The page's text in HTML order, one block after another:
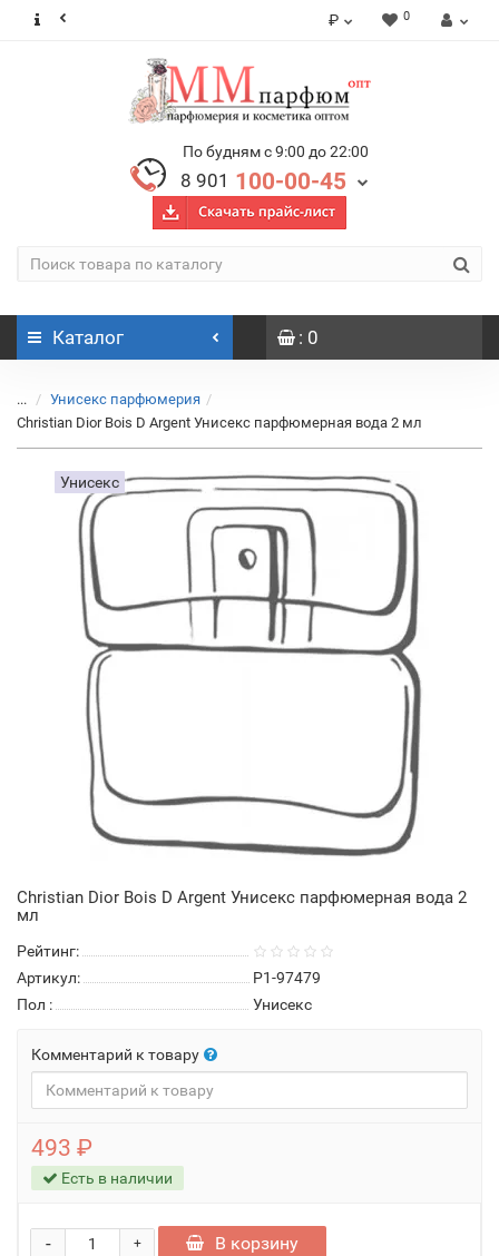
₽ 0
По будням с 9:00 до 22:00
8 901 100-00-45
Каталог : 0
...
Унисекс парфюмерия
Christian Dior Bois D Argent Унисекс парфюмерная вода 2 мл
Унисекс
Christian Dior Bois D Argent Унисекс парфюмерная вода 2
мл
Рейтинг:
Артикул:
P1-97479
Пол : Унисекс
Комментарий к товару
493 ₽
Есть в наличии
+
- В корзину